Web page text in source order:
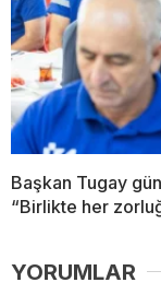
Başkan Tugay
“Birlikte her
YORUMLAR